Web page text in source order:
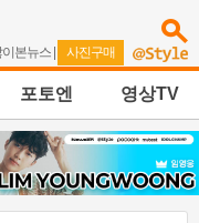
이본뉴스 | 사진구매
포토엔 영상TV